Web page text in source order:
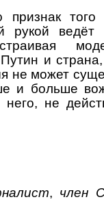
того
рукой
и
не может
и больше
не
, член